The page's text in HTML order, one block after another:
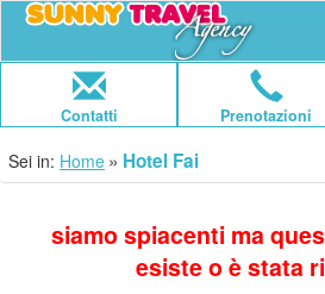
Contatti Prenotazioni
Sei in: Home Hotel Fai
siamo spiacenti ma
esiste o è stata